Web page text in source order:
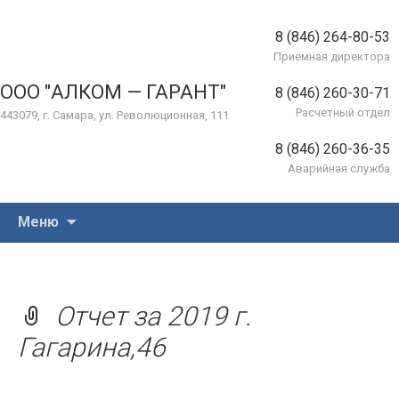
ООО "АЛКОМ — ГАРАНТ"
443079, г. Самара, ул. Революционная, 111
8 (846) 264-80-53
Приемная директора
8 (846) 260-30-71
Расчетный отдел
8 (846) 260-36-35
Аварийная служба
Меню
Отчет за 2019 г.
Гагарина,46